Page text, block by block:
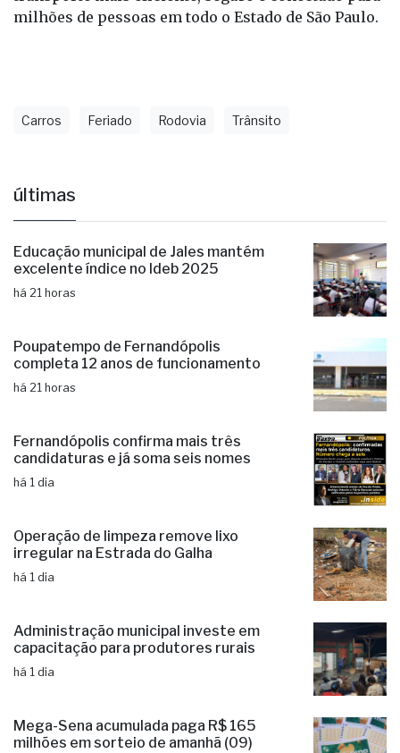
milhões de pessoas em todo o Estado de São Paulo.
Carros Feriado Rodovia Trânsito
últimas
Educação municipal de Jales mantém
excelente índice no Ideb 2025
há 21 horas
Poupatempo de Fernandópolis
completa 12 anos de funcionamento
há 21 horas
Fernandópolis confirma mais três
candidaturas e já soma seis nomes
há 1 dia
Operação de limpeza remove lixo
irregular na Estrada do Galha
há 1 dia
Administração municipal investe em
capacitação para produtores rurais
há 1 dia
Mega-Sena acumulada paga R$ 165
milhões em sorteio de amanhã (09)